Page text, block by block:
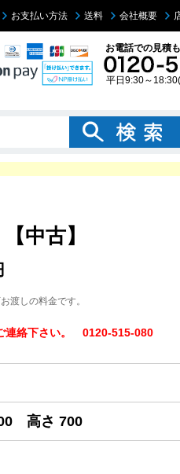
お支払い方法 送料 会社概要
お電話での見積
平日9:30～
中古】
渡しの料金です。
連絡下さい。 0120-515-080
高さ 700